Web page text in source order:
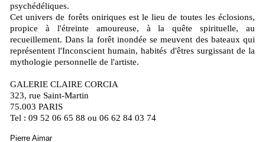
psychédéliques.
Cet univers de forêts oniriques est le lieu de toutes les éclosions,
propice à l'étreinte amoureuse, à la quête spirituelle, au
recueillement. Dans la forêt inondée se meuvent des bateaux qui
représentent l'Inconscient humain, habités d'êtres surgissant de la
mythologie personnelle de l'artiste.
GALERIE CLAIRE CORCIA
323, rue Saint-Martin
75.003 PARIS
Tel : 09 52 06 65 88 ou 06 62 84 03 74
Pierre Aimar